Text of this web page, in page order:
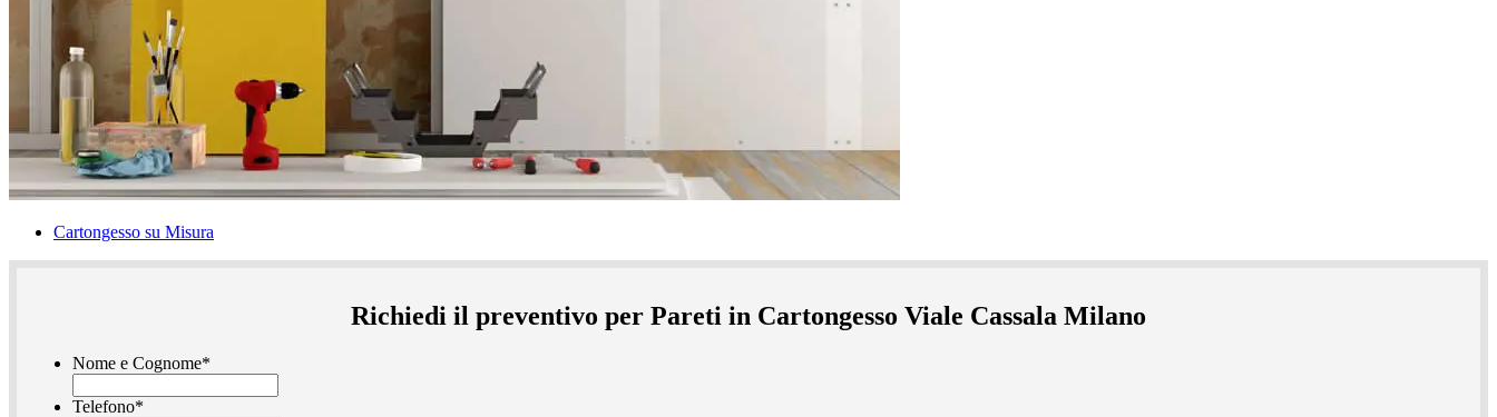
Cartongesso su Misura
Richiedi il preventivo per Pareti in Cartongesso Viale Cassala Milano
Nome e Cognome*
Telefono*